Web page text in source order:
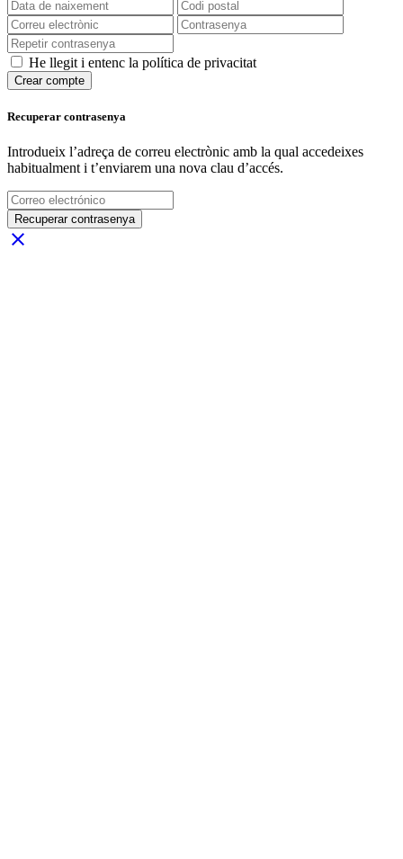
He llegit i entenc la política de privacitat
Crear compte
Recuperar contrasenya
Introdueix l’adreça de correu electrònic amb la qual accedeixes
habitualment i t’enviarem una nova clau d’accés.
Recuperar contrasenya
close